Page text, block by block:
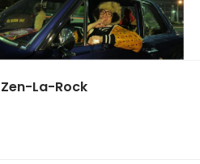
Zen-La-Rock